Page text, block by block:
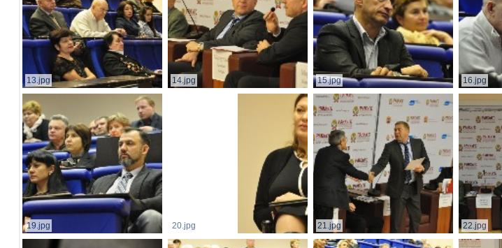
13.jpg 14.jpg 15.jpg 16.jpg
19.jpg 20.jpg 21.jpg 22.jpg